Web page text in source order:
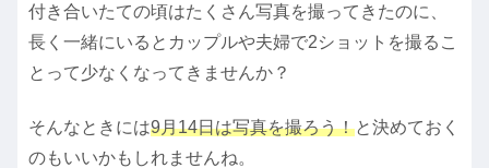
付き合いたての頃はたくさん写真を撮ってきたのに、
長く一緒にいるとカップルや夫婦で2ショットを撮るこ
とって少なくなってきませんか？
そんなときには9月14日は写真を撮ろう！と決めておく
のもいいかもしれませんね。